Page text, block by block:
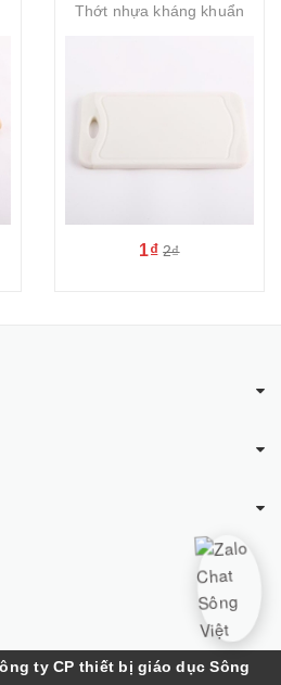
Thớt nhựa kháng khuẩn
1₫ 2₫
ty CP thiết bị giáo dục Sông